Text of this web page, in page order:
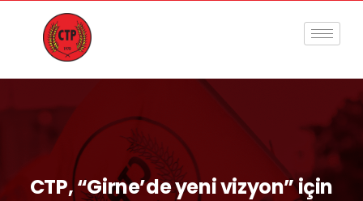
CTP, “Girne’de yeni vizyon” için